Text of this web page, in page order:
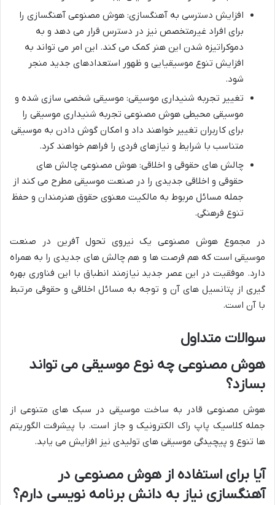
افزایش دسترسی به آهنگسازی: هوش مصنوعی آهنگسازی را
برای افراد غیرمتخصص نیز در دسترس قرار می دهد و به
دموکراتیزه شدن این هنر کمک می کند. این امر می تواند به
افزایش تنوع موسیقیایی و ظهور استعدادهای جدید منجر
شود.
تغییر تجربه شنیداری موسیقی: موسیقی شخصی سازی شده و
موسیقی محیطی هوش مصنوعی تجربه شنیداری موسیقی را
برای کاربران تغییر خواهند داد و امکان گوش دادن به موسیقی
متناسب با شرایط و نیازهای فردی را فراهم خواهند کرد.
چالش های حقوقی و اخلاقی: هوش مصنوعی چالش های
حقوقی و اخلاقی جدیدی را در صنعت موسیقی مطرح می کند از
جمله مسائل مربوط به مالکیت معنوی حقوق هنرمندان و حفظ
تنوع فرهنگی.
در مجموع هوش مصنوعی یک نیروی تحول آفرین در صنعت
موسیقی است که هم فرصت ها و هم چالش های جدیدی را به همراه
دارد. موفقیت در این عصر جدید نیازمند انطباق با این فناوری بهره
گیری از پتانسیل های آن و توجه به مسائل اخلاقی و حقوقی مرتبط
با آن است.
سوالات متداول
هوش مصنوعی چه نوع موسیقی می تواند
بسازد؟
هوش مصنوعی قادر به ساخت موسیقی در سبک های متنوعی از
جمله کلاسیک پاپ راک الکترونیک و جاز است. با پیشرفت الگوریتم
ها تنوع و پیچیدگی موسیقی های تولیدی نیز افزایش می یابد.
آیا برای استفاده از هوش مصنوعی در
آهنگسازی نیاز به دانش برنامه نویسی دارم؟